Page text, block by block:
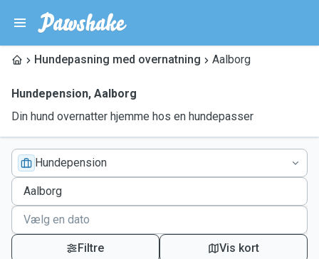
Hundepasning med overnatning Aalborg
Hundepension, Aalborg
Din hund overnatter hjemme hos en hundepasser
Hundepension
Filtre Vis kort